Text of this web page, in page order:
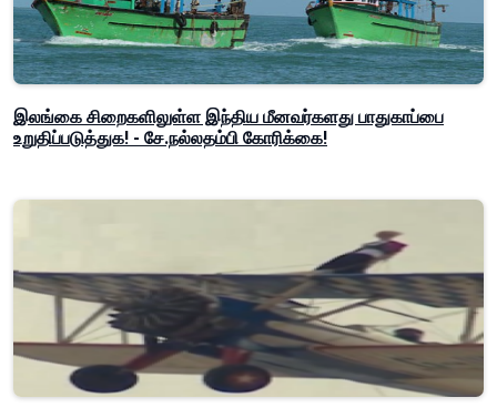
இலங்கை சிறைகளிலுள்ள இந்திய மீனவர்களது பாதுகாப்பை
உறுதிப்படுத்துக! - சே.நல்லதம்பி கோரிக்கை!